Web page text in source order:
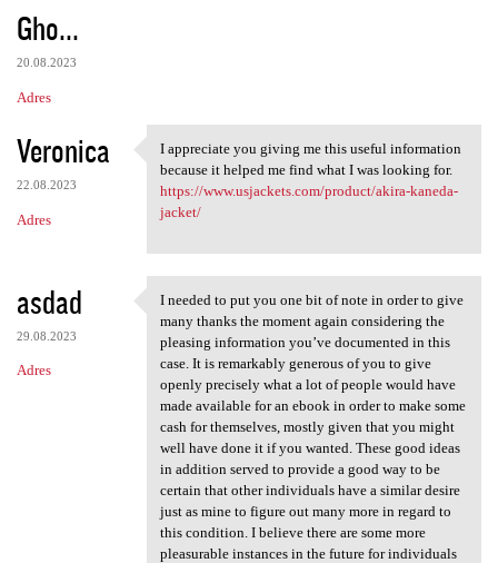
Gho...
20.08.2023
Adres
Veronica
22.08.2023
Adres
I appreciate you giving me
I appreciate you giving me this useful information
because it helped me find what I was looking for.
https://www.usjackets.com/product/akira-kaneda-
jacket/
asdad
29.08.2023
Adres
I needed to put you one bit
I needed to put you one bit of note in order to give
many thanks the moment again considering the
pleasing information you’ve documented in this
case. It is remarkably generous of you to give
openly precisely what a lot of people would have
made available for an ebook in order to make some
cash for themselves, mostly given that you might
well have done it if you wanted. These good ideas
in addition served to provide a good way to be
certain that other individuals have a similar desire
just as mine to figure out many more in regard to
this condition. I believe there are some more
pleasurable instances in the future for individuals